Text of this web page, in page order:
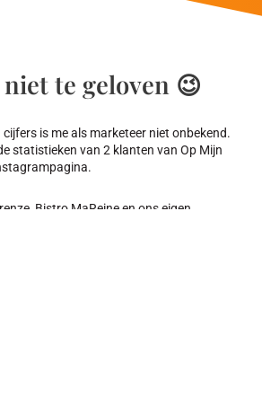
te geloven 😉
is me als marketeer niet onbekend.
statistieken van 2 klanten van Op Mijn
Bistro MaReine en ons eigen